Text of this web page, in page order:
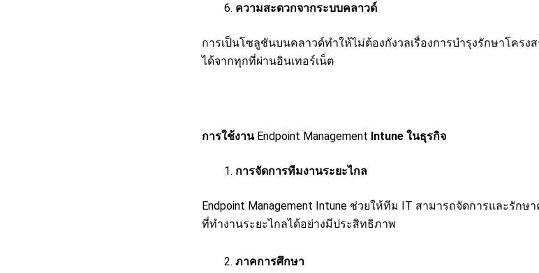
ความสะดวกจากระบบคลาวด์
การเป็นโซลูชันบนคลาวด์ทำให้ไม่ต้องกังวลเรื่องการบำรุงรักษาโคร
ได้จากทุกที่ผ่านอินเทอร์เน็ต
การใช้งาน Endpoint Management Intune ในธุรกิจ
การจัดการทีมงานระยะไกล
Endpoint Management Intune ช่วยให้ทีม IT สามารถจัดการและรั
ที่ทำงานระยะไกลได้อย่างมีประสิทธิภาพ
ภาคการศึกษา